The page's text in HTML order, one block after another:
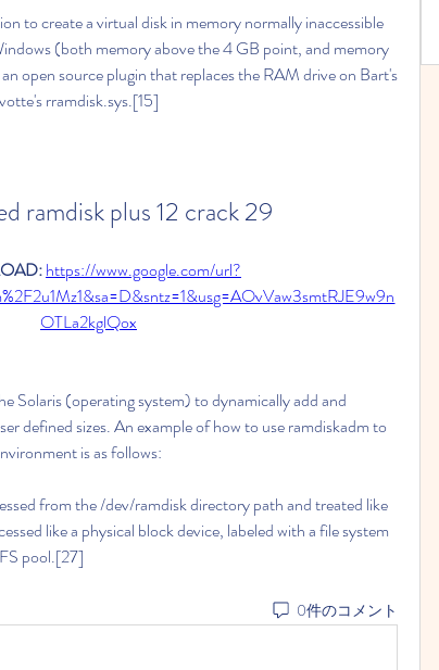
to create a virtual disk in memory normally inaccessible
(both memory above the 4 GB point, and memory
open source plugin that replaces the RAM drive on Bart's
rramdisk.sys.[15]
ramdisk plus 12 crack 29
https://www.google.com/url?
OTLa2kglQox
Solaris (operating system) to dynamically add and
defined sizes. An example of how to use ramdiskadm to
is as follows:
from the /dev/ramdisk directory path and treated like
like a physical block device, labeled with a file system
pool.[27]
0件のコメント